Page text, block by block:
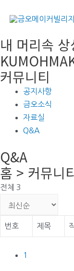
로
건
너
내 머리속
커뮤니티
공지사항
금오소식
자료실
Q&A
Q&A
홈 > 커뮤니
전체 3
번호 제목
1